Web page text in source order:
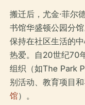
搬迁后，尤金·菲尔
书馆华盛顿公园分
保持在社区生活的
热爱。自20世纪70
组织（如The Park
别活动、教育项目
馆）。